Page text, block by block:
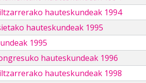
hauteskundeak 1994
hauteskundeak 1995
1995
hauteskundeak 1996
hauteskundeak 1998